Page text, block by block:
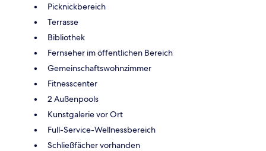
Picknickbereich
Terrasse
Bibliothek
Fernseher im öffentlichen Bereich
Gemeinschaftswohnzimmer
Fitnesscenter
2 Außenpools
Kunstgalerie vor Ort
Full-Service-Wellnessbereich
Schließfächer vorhanden